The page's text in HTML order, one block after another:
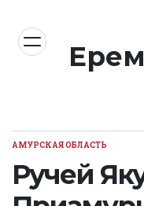
содержимому
ОПУБЛИКОВАНО
АМУРСКАЯ ОБЛАСТЬ
Ручей